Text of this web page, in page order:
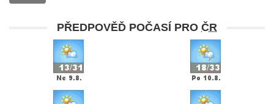
PŘEDPOVĚĎ POČASÍ PRO ČR